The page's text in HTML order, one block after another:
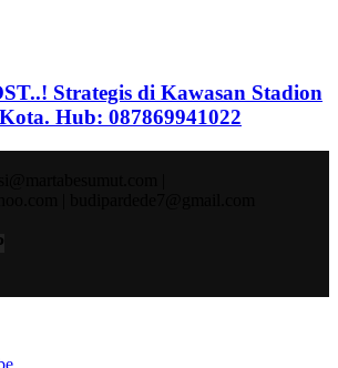
Strategis di Kawasan Stadion
Hub: 087869941022